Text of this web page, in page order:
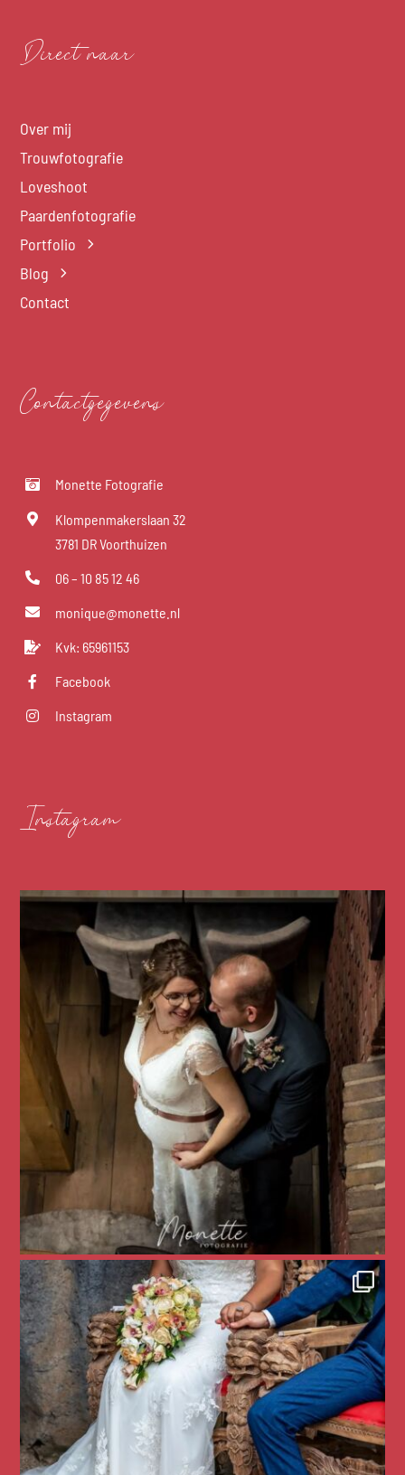
Direct naar
Over mij
Trouwfotografie
Loveshoot
Paardenfotografie
Portfolio
Blog
Contact
Contactgegevens
Monette Fotografie
Klompenmakerslaan 32
3781 DR Voorthuizen
06 – 10 85 12 46
monique@monette.nl
Kvk: 65961153
Facebook
Instagram
Instagram